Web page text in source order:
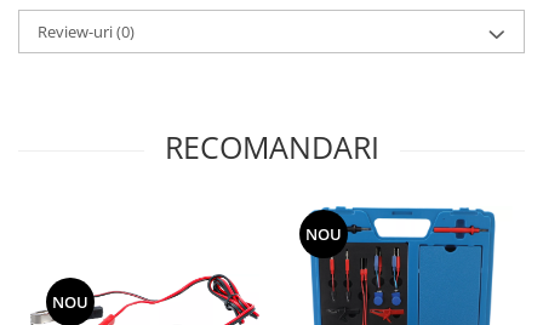
Review-uri(0)
RECOMANDARI
NOU
NOU